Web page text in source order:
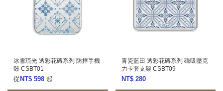
冰雪琉光 透彩花磚系列 防摔手機
殼 CSBT01
從 NT$ 598 起
青瓷藍田 透彩花磚系列 磁吸壓克
力卡套支架 CSBT09
NT$ 280